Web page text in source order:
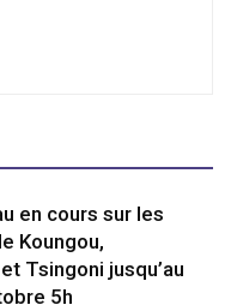
en cours sur les
Koungou,
Tsingoni jusqu’au
5h